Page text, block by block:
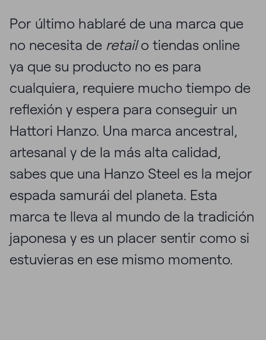
Por último hablaré de una marca que
no necesita de retailo tiendas online
ya que su producto no es para
cualquiera, requiere mucho tiempo de
reflexión y espera para conseguir un
Hattori Hanzo. Una marca ancestral,
artesanal y de la más alta calidad,
sabes que una Hanzo Steel es la mejor
espada samurái del planeta. Esta
marca te lleva al mundo de la tradición
japonesa y es un placer sentir como si
estuvieras en ese mismo momento.